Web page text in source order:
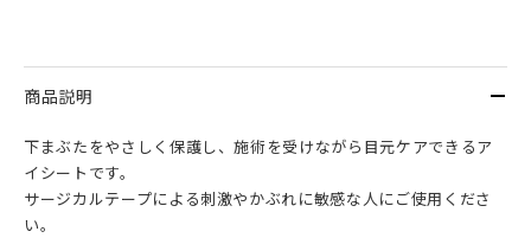
商品説明
下まぶたをやさしく保護し、施術を受けながら目元ケアできるア
イシートです。
サージカルテープによる刺激やかぶれに敏感な人にご使用くださ
い。